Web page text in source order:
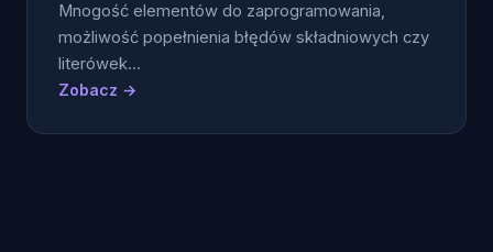
Mnogość elementów do zaprogramowania,
możliwość popełnienia błędów składniowych czy
literówek…
Zobacz →